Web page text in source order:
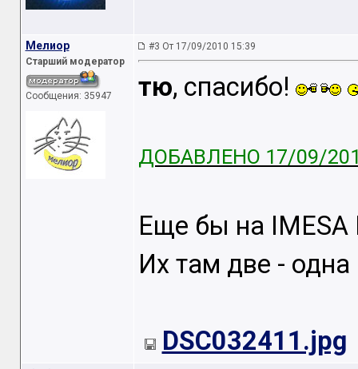
Мелиор
Старший модератор
Сообщения: 35947
#3 От 17/09/2010 15:39
тю, спасибо!
ДОБАВЛЕНО 17/09/
Еще бы на IMESA
Их там две -
DSC032411.jpg